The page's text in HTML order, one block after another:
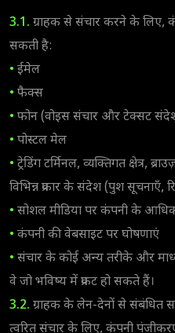
3.1. ग्राहक से संचार करने के लिए,
सकती है:
• ईमेल
• फैक्स
• फोन (वोइस संचार और टेक्सट
• पोस्टल मेल
• ट्रेडिंग टर्मिनल, व्यक्तिगत क्षेत्र,
विभिन्न प्रकार के संदेश (पुश सूचनाएँ,
• सोशल मीडिया पर कंपनी के
• कंपनी की वेबसाइट पर घोषणाएं
• संचार के कोई अन्य तरीके और
वे जो भविष्य में प्रकट हो सकते हैं।
3.2. ग्राहक के लेन-देनों से संबंधित
त्वरित संचार के लिए, कंपनी पंजीकरण